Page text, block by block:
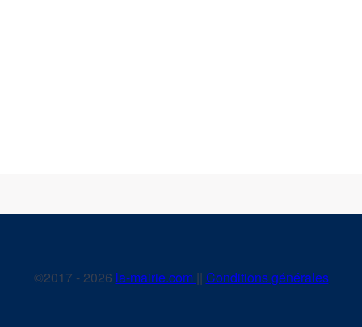
©2017 - 2026 la-mairie.com || Conditions générales